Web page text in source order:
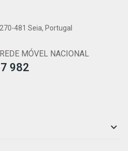
481 Seia, Portugal
MÓVEL NACIONAL
982
